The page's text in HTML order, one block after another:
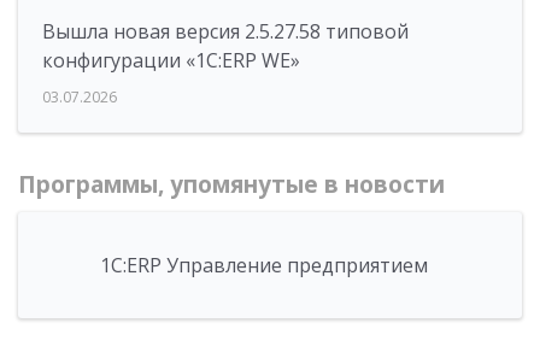
Вышла новая версия 2.5.27.58 типовой
конфигурации «1С:ERP WE»
03.07.2026
Программы, упомянутые в новости
1С:ERP Управление предприятием